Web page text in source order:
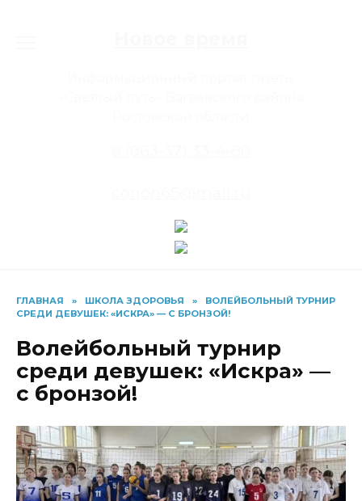
ГЛАВНАЯ » ШКОЛА ЗДОРОВЬЯ »
ВОЛЕЙБОЛЬНЫЙ ТУРНИР
СРЕДИ ДЕВУШЕК: «ИСКРА» — С БРОНЗОЙ!
Волейбольный турнир
среди девушек: «Искра» —
с бронзой!